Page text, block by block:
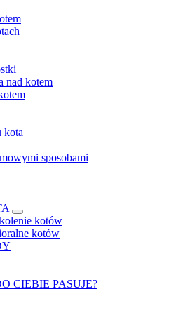
nad kotem
kota
sposobami
kotów
kotów
CIEBIE PASUJE?